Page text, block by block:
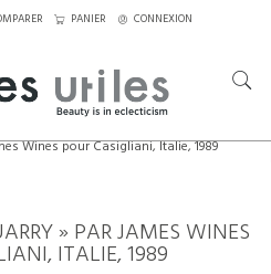
PANIER CONNEXION
Wines pour Casigliani, Italie, 1989
» PAR JAMES WINES
ITALIE, 1989